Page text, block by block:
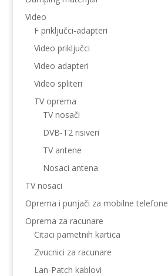
Video
F priključci-adapteri
Video priključci
Video adapteri
Video spliteri
TV oprema
TV nosači
DVB-T2 risiveri
TV antene
Nosaci antena
TV nosaci
Oprema i punjači za mobilne telefone
Oprema za racunare
Citaci pametnih kartica
Zvucnici za racunare
Lan-Patch kablovi